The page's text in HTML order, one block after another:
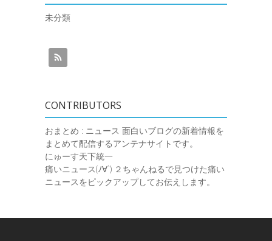
未分類
CONTRIBUTORS
おまとめ : ニュース 面白いブログの新着情報を
まとめて配信するアンテナサイトです。
にゅーす天下統一
痛いニュース(ﾉ∀`) ２ちゃんねるで見つけた痛い
ニュースをピックアップしてお伝えします。